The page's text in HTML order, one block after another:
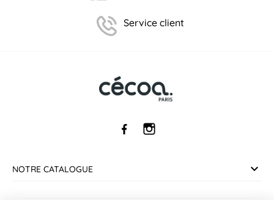
Service client
NOTRE CATALOGUE